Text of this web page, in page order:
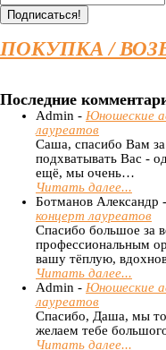
ПОКУПКА /
Последние
Admin - Юношеские
лауреатов
Саша, спасибо Вам за
подхватывать Вас -
ещё, мы очень…
Читать далее...
Ботманов Александр -
концерт лауреатов
Спасибо большое за
профессиональным
вашу тёплую,
Читать далее...
Admin - Юношеские
лауреатов
Спасибо, Даша, мы
желаем тебе
Читать далее...